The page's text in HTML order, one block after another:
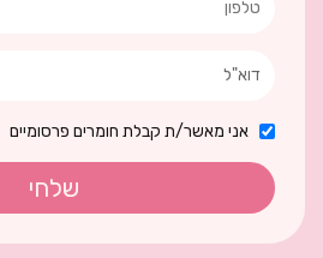
אני מאשר/ת קבלת חומרים פרסומיים
שלחי